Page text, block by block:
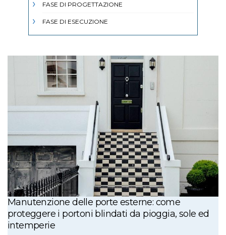
FASE DI PROGETTAZIONE
FASE DI ESECUZIONE
Manutenzione delle porte esterne: come
proteggere i portoni blindati da pioggia, sole ed
intemperie